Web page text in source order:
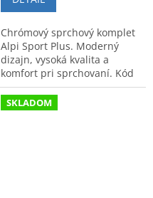
Chrómový sprchový komplet
Alpi Sport Plus. Moderný
dizajn, vysoká kvalita a
komfort pri sprchovaní. Kód
produktu: 96RP7251.
SKLADOM